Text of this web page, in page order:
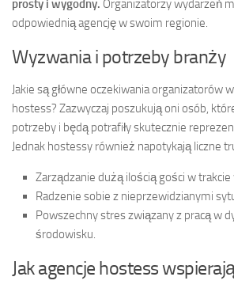
prosty i wygodny. Organizatorzy wydarzeń
odpowiednią agencję w swoim regionie.
Wyzwania i potrzeby branży
Jakie są główne oczekiwania organizatorów
hostess? Zazwyczaj poszukują oni osób,
potrzeby i będą potrafiły skutecznie
Jednak hostessy również napotykają liczne
Zarządzanie dużą ilością gości w trakcie
Radzenie sobie z nieprzewidzianymi
Powszechny stres związany z pracą w
środowisku.
Jak agencje hostess